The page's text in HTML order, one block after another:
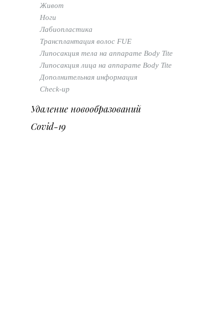
Живот
Ноги
Лабиопластика
Трансплантация волос FUE
Липосакция тела на аппарате Body Tite
Липосакция лица на аппарате Body Tite
Дополнительная информация
Check-up
Удаление новообразований
Covid-19